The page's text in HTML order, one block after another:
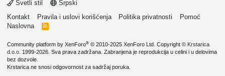
Svetli stil
Srpski
Kontakt
Pravila i uslovi korišćenja Politika privatnosti
Pomoć
Naslovna
R
Community platform by XenForo® © 2010-2025 XenForo Ltd. Copyright © Krstarica
d.o.o. 1999-2026. Sva prava zadržana. Zabranjena je reprodukcija u celini i u delovima
bez dozvole.
Krstarica ne snosi odgovornost za sadržaj poruka.